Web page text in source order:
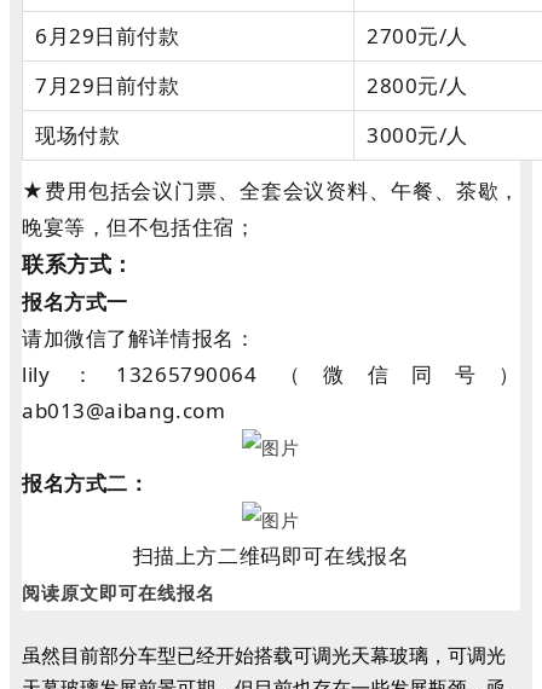
6月29日前付款
2700元/人
7月29日前付款
2800元/人
现场付款
3000元/人
★费用包括会议门票、全套会议资料、午餐、茶歇，
晚宴等，但不包括住宿；
联系方式：
报名方式一
请加微信了解详情报名：
lily：13265790064（微信同号）
ab013@aibang.com
报名方式二：
扫描上方二维码即可在线报名
阅读原文即可在线报名
虽然目前部分车型已经开始搭载可调光天幕玻璃，可调光